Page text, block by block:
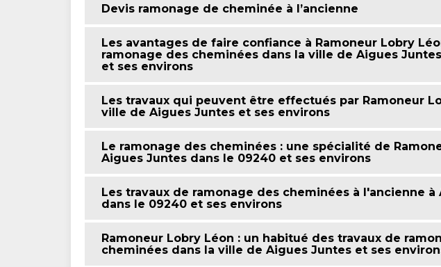
Devis ramonage de cheminée à l’ancienne
Les avantages de faire confiance à Ramoneur Lobry
ramonage des cheminées dans la ville de Aigues
et ses environs
Les travaux qui peuvent être effectués par Ramoneur
ville de Aigues Juntes et ses environs
Le ramonage des cheminées : une spécialité de
Aigues Juntes dans le 09240 et ses environs
Les travaux de ramonage des cheminées à l'ancienne à
dans le 09240 et ses environs
Ramoneur Lobry Léon : un habitué des travaux de
cheminées dans la ville de Aigues Juntes et ses